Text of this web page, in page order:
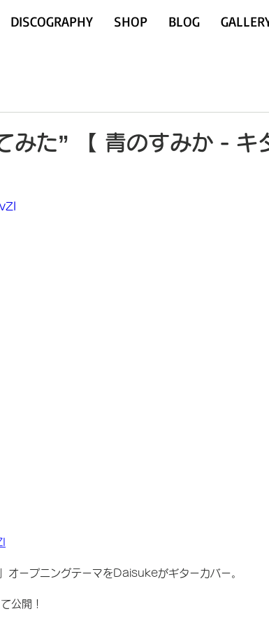
DISCOGRAPHY SHOP BLOG
みた” 【 青のすみか - キ
オープニングテーマをDaisukeがギターカバー。
公開！